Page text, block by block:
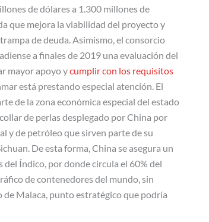
de dólares a 1.300 millones de
que mejora la viabilidad del proyecto y
de deuda. Asimismo, el consorcio
a finales de 2019 una evaluación del
mayor apoyo ycumplir con los requisitos
está prestando especial atención. El
de la zona económica especial del estado
de perlas desplegado por China por
y de petróleo que sirven parte de su
De esta forma, China se asegura un
Índico, por donde circula el 60% del
de contenedores del mundo, sin
de Malaca, punto estratégico que podría